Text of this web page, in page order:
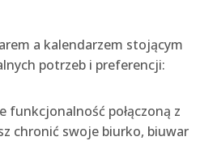
a kalendarzem stojącym
potrzeb i preferencji:
funkcjonalność połączoną z
chronić swoje biurko, biuwar